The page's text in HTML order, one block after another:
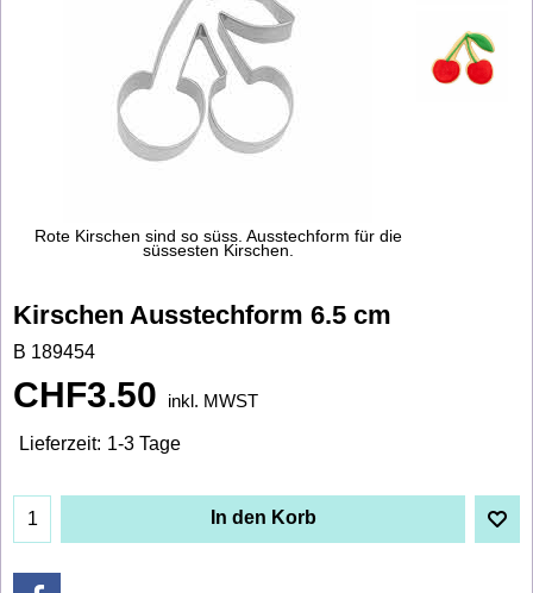
Rote Kirschen sind so süss. Ausstechform für die
süssesten Kirschen.
Kirschen Ausstechform 6.5 cm
B 189454
CHF3.50 inkl. MWST
Lieferzeit: 1-3 Tage
In den Korb